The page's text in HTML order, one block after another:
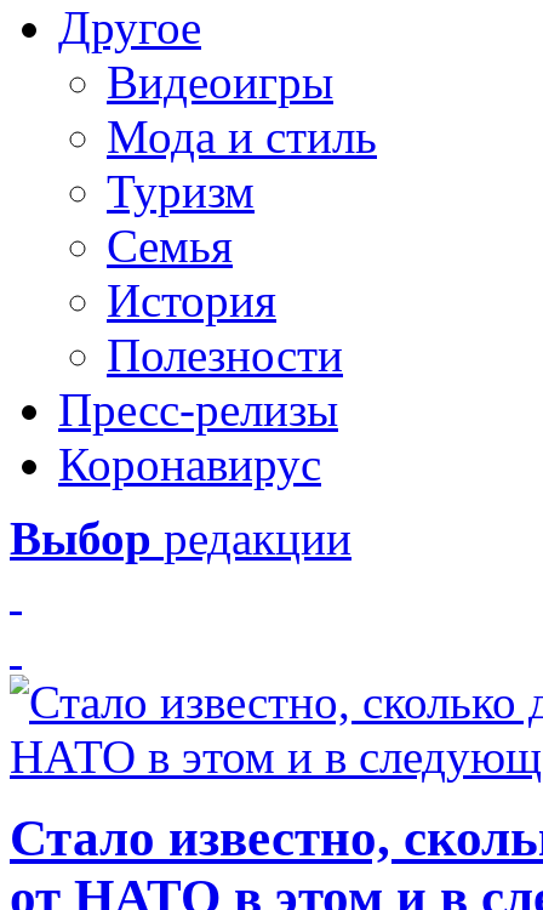
Другое
Видеоигры
Мода и стиль
Туризм
Семья
История
Полезности
Пресс-релизы
Коронавирус
Выбор редакции
Стало известно,
от НАТО в этом и в